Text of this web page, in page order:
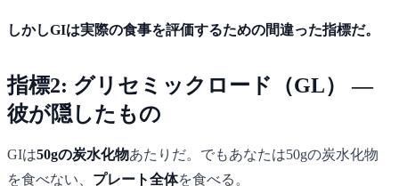
しかしGIは実際の食事を評価するための間違った指標だ。
指標2: グリセミックロード（GL） —
彼が隠したもの
GIは50gの炭水化物あたりだ。でもあなたは50gの炭水化物
を食べない、 プレート全体を食べる。